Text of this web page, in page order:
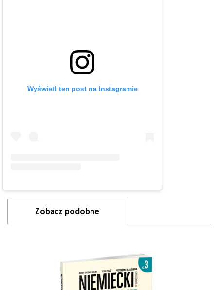
Wyświetl ten post na Instagramie
Zobacz podobne